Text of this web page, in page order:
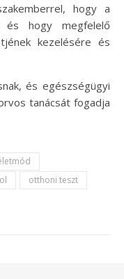
hogy a
és hogy megfelelő
kezelésére és
és egészségügyi
tanácsát fogadja
otthoni teszt